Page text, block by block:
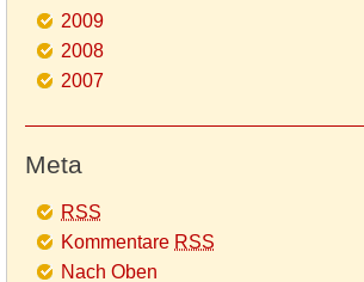
2009
2008
2007
Meta
RSS
Kommentare RSS
Nach Oben